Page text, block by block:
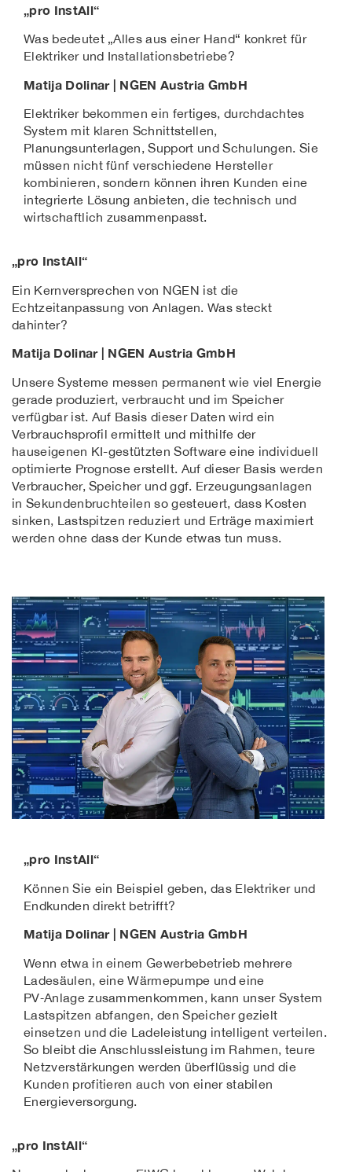
„pro InstAll“
Was bedeutet „Alles aus einer Hand“ konkret für
Elektriker und Installationsbetriebe?
Matija Dolinar | NGEN Austria GmbH
Elektriker bekommen ein fertiges, durchdachtes
System mit klaren Schnittstellen,
Planungsunterlagen, Support und Schulungen. Sie
müssen nicht fünf verschiedene Hersteller
kombinieren, sondern können ihren Kunden eine
integrierte Lösung anbieten, die technisch und
wirtschaftlich zusammenpasst.
„pro InstAll“
Ein Kernversprechen von NGEN ist die
Echtzeitanpassung von Anlagen. Was steckt
dahinter?
Matija Dolinar | NGEN Austria GmbH
Unsere Systeme messen permanent wie viel Energie
gerade produziert, verbraucht und im Speicher
verfügbar ist. Auf Basis dieser Daten wird ein
Verbrauchsprofil ermittelt und mithilfe der
hauseigenen KI-gestützten Software eine individuell
optimierte Prognose erstellt. Auf dieser Basis werden
Verbraucher, Speicher und ggf. Erzeugungsanlagen
in Sekundenbruchteilen so gesteuert, dass Kosten
sinken, Lastspitzen reduziert und Erträge maximiert
werden ohne dass der Kunde etwas tun muss.
„pro InstAll“
Können Sie ein Beispiel geben, das Elektriker und
Endkunden direkt betrifft?
Matija Dolinar | NGEN Austria GmbH
Wenn etwa in einem Gewerbebetrieb mehrere
Ladesäulen, eine Wärmepumpe und eine
PV‑Anlage zusammenkommen, kann unser System
Lastspitzen abfangen, den Speicher gezielt
einsetzen und die Ladeleistung intelligent verteilen.
So bleibt die Anschlussleistung im Rahmen, teure
Netzverstärkungen werden überflüssig und die
Kunden profitieren auch von einer stabilen
Energieversorgung.
„pro InstAll“